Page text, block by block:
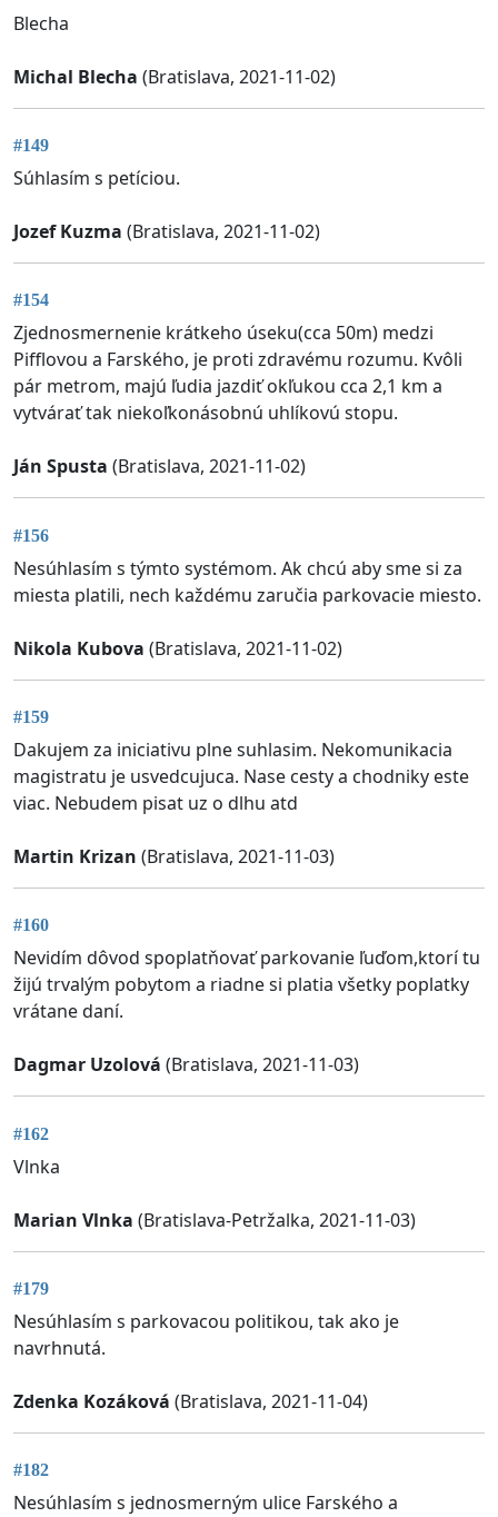
Blecha
Michal Blecha (Bratislava, 2021-11-02)
#149
Súhlasím s petíciou.
Jozef Kuzma (Bratislava, 2021-11-02)
#154
Zjednosmernenie krátkeho úseku(cca 50m) medzi
Pifflovou a Farského, je proti zdravému rozumu. Kvôli
pár metrom, majú ľudia jazdiť okľukou cca 2,1 km a
vytvárať tak niekoľkonásobnú uhlíkovú stopu.
Ján Spusta (Bratislava, 2021-11-02)
#156
Nesúhlasím s týmto systémom. Ak chcú aby sme si za
miesta platili, nech každému zaručia parkovacie miesto.
Nikola Kubova (Bratislava, 2021-11-02)
#159
Dakujem za iniciativu plne suhlasim. Nekomunikacia
magistratu je usvedcujuca. Nase cesty a chodniky este
viac. Nebudem pisat uz o dlhu atd
Martin Krizan (Bratislava, 2021-11-03)
#160
Nevidím dôvod spoplatňovať parkovanie ľuďom,ktorí tu
žijú trvalým pobytom a riadne si platia všetky poplatky
vrátane daní.
Dagmar Uzolová (Bratislava, 2021-11-03)
#162
Vlnka
Marian Vlnka (Bratislava-Petržalka, 2021-11-03)
#179
Nesúhlasím s parkovacou politikou, tak ako je
navrhnutá.
Zdenka Kozáková (Bratislava, 2021-11-04)
#182
Nesúhlasím s jednosmerným ulice Farského a